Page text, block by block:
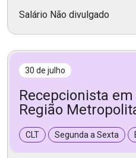
Salário Não divulgado
30 de julho
Recepcionista
Região
CLT Segunda a Sexta